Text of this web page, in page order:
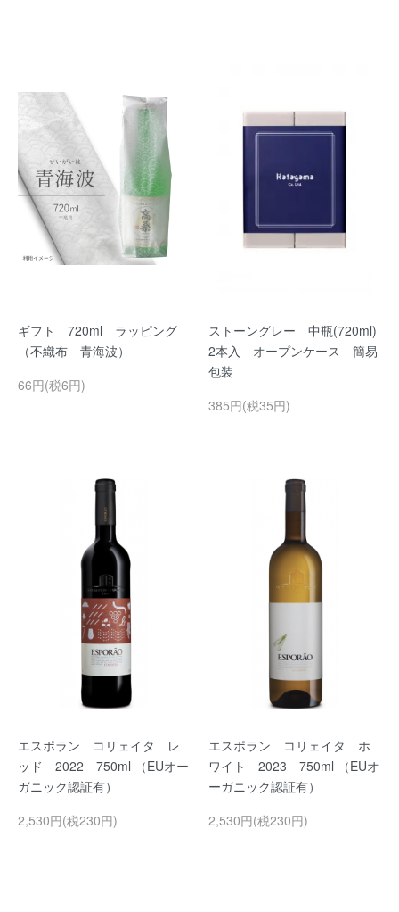
ギフト 720ml ラッピング
（不織布 青海波）
66円(税6円)
ストーングレー 中瓶(720ml)
2本入 オープンケース 簡易
包装
385円(税35円)
エスポラン コリェイタ レ
ッド 2022 750ml （EUオー
ガニック認証有）
2,530円(税230円)
エスポラン コリェイタ ホ
ワイト 2023 750ml （EUオ
ーガニック認証有）
2,530円(税230円)